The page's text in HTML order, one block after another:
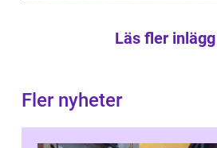
Läs fler
Fler nyheter